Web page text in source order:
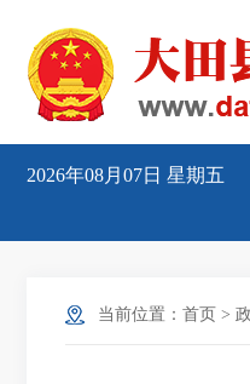
2026年08月07日 星期五
当前位置： 首页 >